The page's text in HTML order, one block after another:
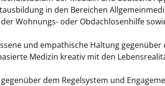
in den Bereichen
Wohnungs- oder Obdachlosenhilfe
und empathische Haltung
Medizin kreativ mit den
dem Regelsystem und